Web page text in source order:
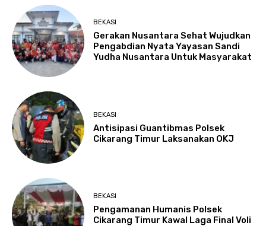
BEKASI
Gerakan Nusantara Sehat Wujudkan
Pengabdian Nyata Yayasan Sandi
Yudha Nusantara Untuk Masyarakat
BEKASI
Antisipasi Guantibmas Polsek
Cikarang Timur Laksanakan OKJ
BEKASI
Pengamanan Humanis Polsek
Cikarang Timur Kawal Laga Final Voli